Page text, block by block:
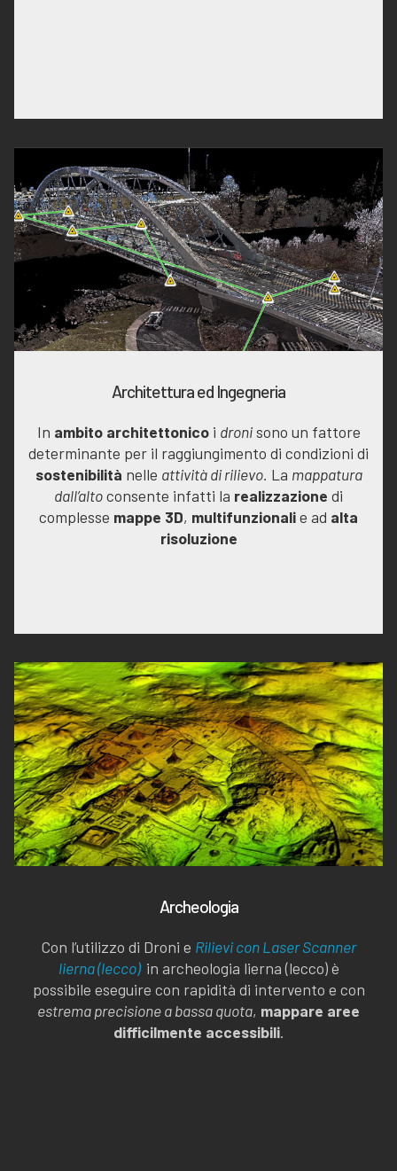
Architettura ed Ingegneria
In ambito architettonicoi dronisono un fattore
determinante per il raggiungimento di condizioni di
sostenibilità nelle attività di rilievo. La mappatura
dall’altoconsente infatti la realizzazione di
complesse mappe 3D, multifunzionalie ad alta
risoluzione
Archeologia
Con l’utilizzo di Droni e Rilievi con Laser Scanner
lierna (lecco) in archeologia lierna (lecco) è
possibile eseguire con rapidità di intervento e con
estrema precisione a bassa quota, mappare aree
difficilmente accessibili.